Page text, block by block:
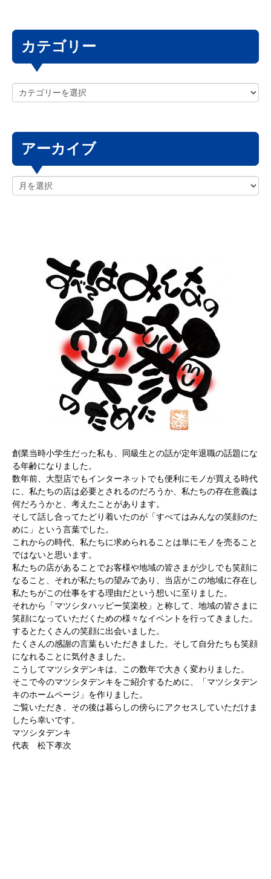
カテゴリー
アーカイブ
創業当時小学生だった私も、同級生との話が定年退職の話題にな
る年齢になりました。
数年前、大型店でもインターネットでも便利にモノが買える時代
に、私たちの店は必要とされるのだろうか、私たちの存在意義は
何だろうかと、考えたことがあります。
そして話し合ってたどり着いたのが「すべてはみんなの笑顔のた
めに」という言葉でした。
これからの時代、私たちに求められることは単にモノを売ること
ではないと思います。
私たちの店があることでお客様や地域の皆さまが少しでも笑顔に
なること、それが私たちの望みであり、当店がこの地域に存在し
私たちがこの仕事をする理由だという想いに至りました。
それから「マツシタハッピー笑楽校」と称して、地域の皆さまに
笑顔になっていただくための様々なイベントを行ってきました。
するとたくさんの笑顔に出会いました。
たくさんの感謝の言葉もいただきました。そして自分たちも笑顔
になれることに気付きました。
こうしてマツシタデンキは、この数年で大きく変わりました。
そこで今のマツシタデンキをご紹介するために、「マツシタデン
キのホームページ」を作りました。
ご覧いただき、その後は暮らしの傍らにアクセスしていただけま
したら幸いです。
マツシタデンキ
代表 松下孝次